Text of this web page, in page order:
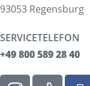
93053 Regensburg
SERVICETELEFON
+49 800 589 28 40